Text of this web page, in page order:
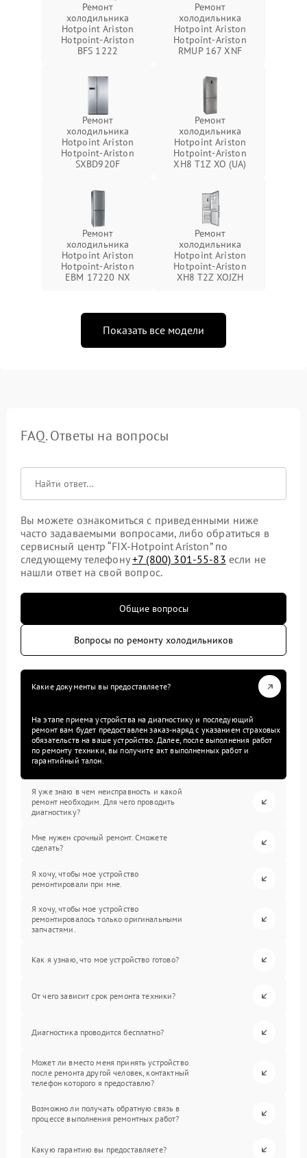
Ремонт
холодильника
Hotpoint Ariston
Hotpoint-Ariston
BFS 1222
Ремонт
холодильника
Hotpoint Ariston
Hotpoint-Ariston
RMUP 167 XNF
Ремонт
холодильника
Hotpoint Ariston
Hotpoint-Ariston
SXBD920F
Ремонт
холодильника
Hotpoint Ariston
Hotpoint-Ariston
XH8 T1Z XO (UA)
Ремонт
холодильника
Hotpoint Ariston
Hotpoint-Ariston
EBM 17220 NX
Ремонт
холодильника
Hotpoint Ariston
Hotpoint-Ariston
XH8 T2Z XOJZH
Показать все модели
FAQ. Ответы на вопросы
Вы можете ознакомиться с приведенными ниже
часто задаваемыми вопросами, либо обратиться в
сервисный центр “FIX-Hotpoint Ariston” по
следующему телефону+7 (800) 301-55-83 если не
нашли ответ на свой вопрос.
Общие вопросы
Вопросы по ремонту холодильников
Какие документы вы предоставляете?
На этапе приема устройства на диагностику и последующий
ремонт вам будет предоставлен заказ-наряд с указанием страховых
обязательств на ваше устройство. Далее, после выполнения работ
по ремонту техники, вы получите акт выполненных работ и
гарантийный талон.
Я уже знаю в чем неисправность и какой
ремонт необходим. Для чего проводить
диагностику?
Мне нужен срочный ремонт. Сможете
сделать?
Я хочу, чтобы мое устройство
ремонтировали при мне.
Я хочу, чтобы мое устройство
ремонтировалось только оригинальными
запчастями.
Как я узнаю, что мое устройство готово?
От чего зависит срок ремонта техники?
Диагностика проводится бесплатно?
Может ли вместо меня принять устройство
после ремонта другой человек, контактный
телефон которого я предоставлю?
Возможно ли получать обратную связь в
процессе выполнения ремонтных работ?
Какую гарантию вы предоставляете?